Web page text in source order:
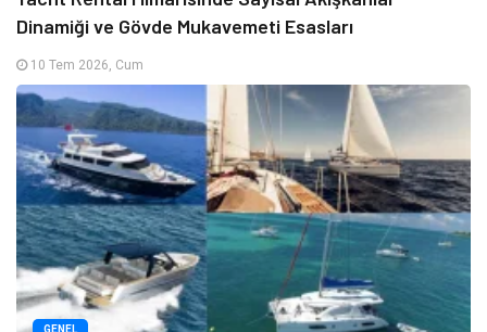
Dinamiği ve Gövde Mukavemeti Esasları
10 Tem 2026, Cum
GENEL